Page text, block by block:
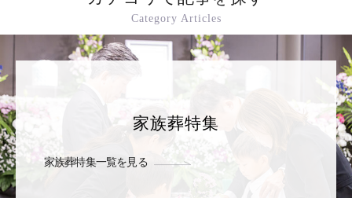
Category Articles
家族葬特集
家族葬特集一覧を見る